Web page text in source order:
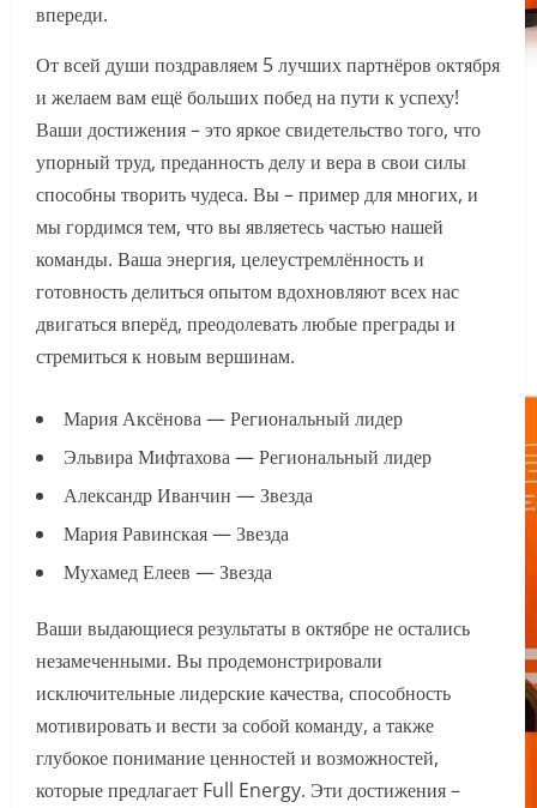
впереди.
От всей души поздравляем 5 лучших партнёров октября
и желаем вам ещё больших побед на пути к успеху!
Ваши достижения – это яркое свидетельство того, что
упорный труд, преданность делу и вера в свои силы
способны творить чудеса. Вы – пример для многих, и
мы гордимся тем, что вы являетесь частью нашей
команды. Ваша энергия, целеустремлённость и
готовность делиться опытом вдохновляют всех нас
двигаться вперёд, преодолевать любые преграды и
стремиться к новым вершинам.
Мария Аксёнова — Региональный лидер
Эльвира Мифтахова — Региональный лидер
Александр Иванчин — Звезда
Мария Равинская — Звезда
Мухамед Елеев — Звезда
Ваши выдающиеся результаты в октябре не остались
незамеченными. Вы продемонстрировали
исключительные лидерские качества, способность
мотивировать и вести за собой команду, а также
глубокое понимание ценностей и возможностей,
которые предлагает Full Energy. Эти достижения –